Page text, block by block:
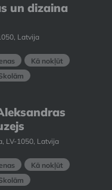
un dizaina
Latvija
Kā nokļūt
LV-1050, Latvija
Kā nokļūt